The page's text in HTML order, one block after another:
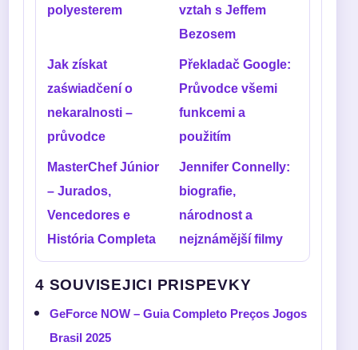
polyesterem
vztah s Jeffem
Bezosem
Jak získat
zaświadčení o
nekaralnosti –
průvodce
Překladač Google:
Průvodce všemi
funkcemi a
použitím
MasterChef Júnior
– Jurados,
Vencedores e
História Completa
Jennifer Connelly:
biografie,
národnost a
nejznámější filmy
4 SOUVISEJICI PRISPEVKY
GeForce NOW – Guia Completo Preços Jogos
Brasil 2025